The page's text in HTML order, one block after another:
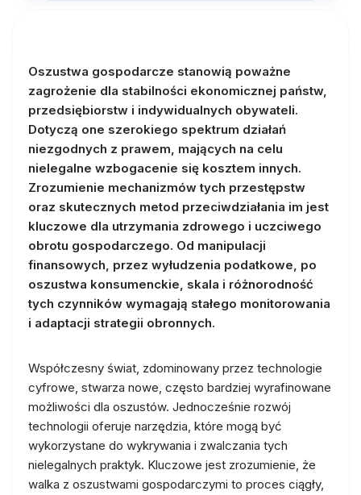
Oszustwa gospodarcze stanowią poważne
zagrożenie dla stabilności ekonomicznej państw,
przedsiębiorstw i indywidualnych obywateli.
Dotyczą one szerokiego spektrum działań
niezgodnych z prawem, mających na celu
nielegalne wzbogacenie się kosztem innych.
Zrozumienie mechanizmów tych przestępstw
oraz skutecznych metod przeciwdziałania im jest
kluczowe dla utrzymania zdrowego i uczciwego
obrotu gospodarczego. Od manipulacji
finansowych, przez wyłudzenia podatkowe, po
oszustwa konsumenckie, skala i różnorodność
tych czynników wymagają stałego monitorowania
i adaptacji strategii obronnych.
Współczesny świat, zdominowany przez technologie
cyfrowe, stwarza nowe, często bardziej wyrafinowane
możliwości dla oszustów. Jednocześnie rozwój
technologii oferuje narzędzia, które mogą być
wykorzystane do wykrywania i zwalczania tych
nielegalnych praktyk. Kluczowe jest zrozumienie, że
walka z oszustwami gospodarczymi to proces ciągły,